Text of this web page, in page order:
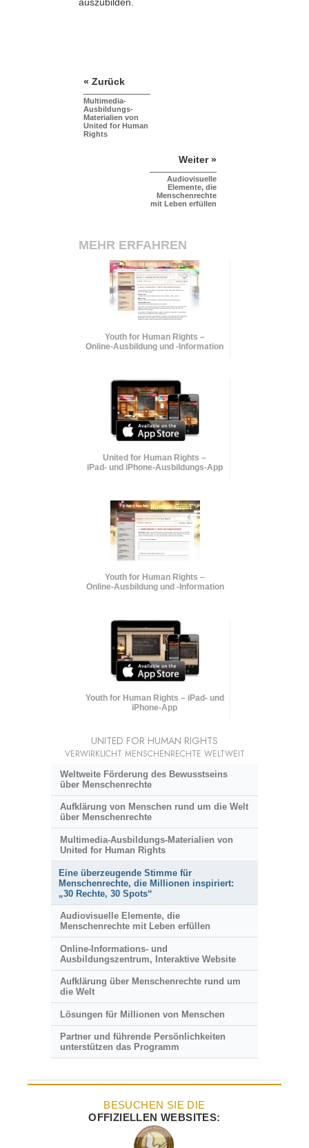
« Zurück
Multimedia-
Ausbildungs-
Materialien von
United for Human
Rights
Weiter »
Audiovisuelle
Elemente, die
Menschenrechte
mit Leben erfüllen
MEHR ERFAHREN
Youth for Human Rights –
Online-Ausbildung und-Information
United for Human Rights –
iPad- und iPhone-Ausbildungs-App
Youth for Human Rights –
Online-Ausbildung und -Information
Youth for Human Rights – iPad- und
iPhone-App
UNITED FOR HUMAN RIGHTS
VERWIRKLICHT MENSCHENRECHTE WELTWEIT
Weltweite Förderung des Bewusstseins
über Menschenrechte
Aufklärung von Menschen rund um die Welt
über Menschenrechte
Multimedia-Ausbildungs-Materialien von
United for Human Rights
Eine überzeugende Stimme für
Menschenrechte, die Millionen inspiriert:
„30 Rechte, 30 Spots“
Audiovisuelle Elemente, die
Menschenrechte mit Leben erfüllen
Online-Informations- und
Ausbildungszentrum, Interaktive Website
Aufklärung über Menschenrechte rund um
die Welt
Lösungen für Millionen von Menschen
Partner und führende Persönlichkeiten
unterstützen das Programm
BESUCHEN SIE DIE
OFFIZIELLEN WEBSITES: